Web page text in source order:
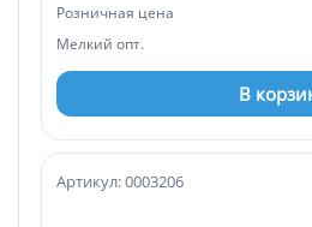
Розничная цена
Мелкий опт.
В
Артикул: 0003206